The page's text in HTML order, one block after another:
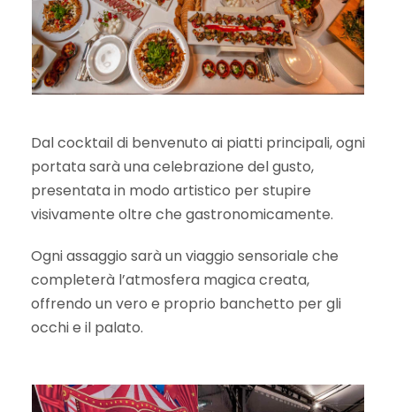
Dal cocktail di benvenuto ai piatti principali, ogni
portata sarà una celebrazione del gusto,
presentata in modo artistico per stupire
visivamente oltre che gastronomicamente.
Ogni assaggio sarà un viaggio sensoriale che
completerà l’atmosfera magica creata,
offrendo un vero e proprio banchetto per gli
occhi e il palato.